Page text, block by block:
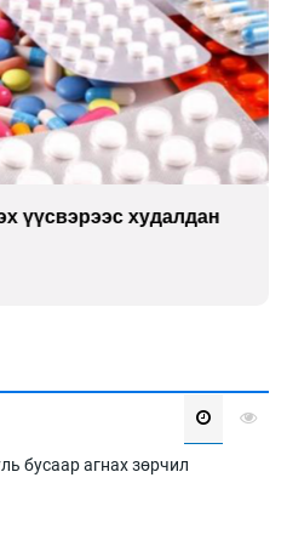
үүсвэрээс худалдан
бусаар агнах зөрчил